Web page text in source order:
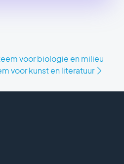
voor biologie en milieu
voor kunst en literatuur